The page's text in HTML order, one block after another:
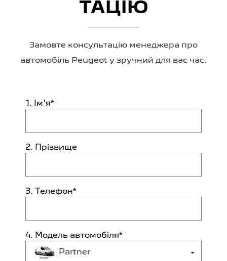
ТАЦІЮ
Замовте консультацію менеджера про
автомобіль Peugeot у зручний для вас час.